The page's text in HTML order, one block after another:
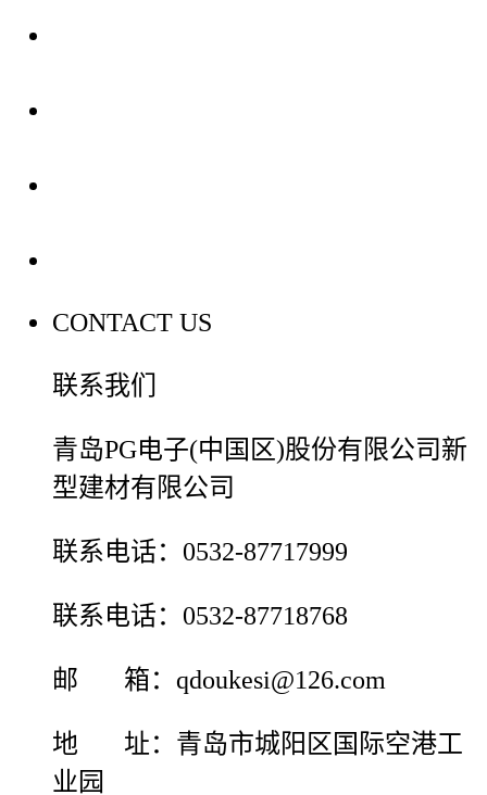
CONTACT US
联系我们
青岛PG电子(中国区)股份有限公司新
型建材有限公司
联系电话：0532-87717999
联系电话：0532-87718768
邮 箱：qdoukesi@126.com
地 址：青岛市城阳区国际空港工
业园